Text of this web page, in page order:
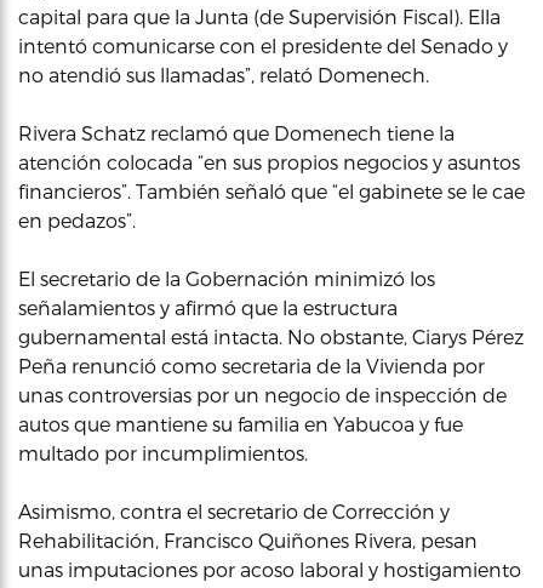
capital para que la Junta (de Supervisión Fiscal). Ella
intentó comunicarse con el presidente del Senado y
no atendió sus llamadas”, relató Domenech.
Rivera Schatz reclamó que Domenech tiene la
atención colocada “en sus propios negocios y asuntos
financieros”. También señaló que “el gabinete se le cae
en pedazos”.
El secretario de la Gobernación minimizó los
señalamientos y afirmó que la estructura
gubernamental está intacta. No obstante, Ciarys Pérez
Peña renunció como secretaria de la Vivienda por
unas controversias por un negocio de inspección de
autos que mantiene su familia en Yabucoa y fue
multado por incumplimientos.
Asimismo, contra el secretario de Corrección y
Rehabilitación, Francisco Quiñones Rivera, pesan
unas imputaciones por acoso laboral y hostigamiento